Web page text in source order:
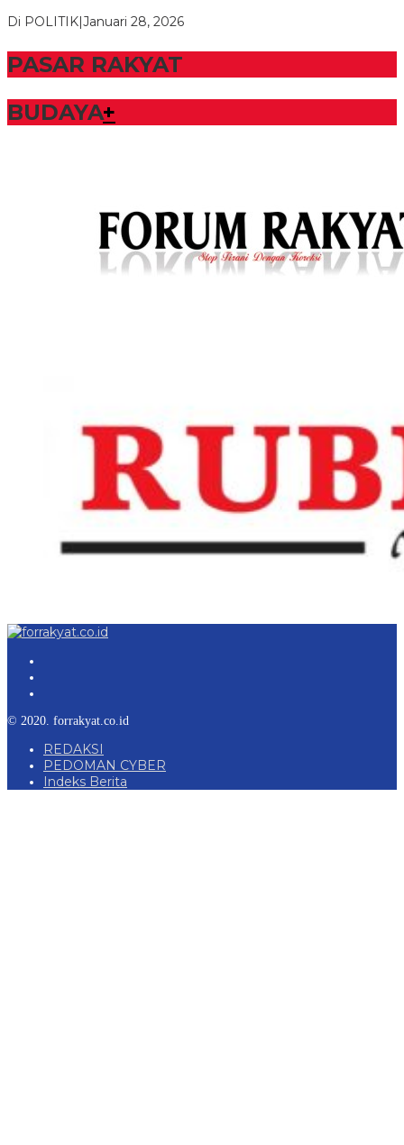
Di POLITIK Januari 28, 2026
PASAR RAKYAT
BUDAYA+
© 2020. forrakyat.co.id
REDAKSI
PEDOMAN CYBER
Indeks Berita